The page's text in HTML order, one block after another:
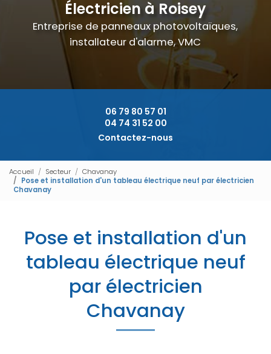
Électricien à Roisey
Entreprise de panneaux photovoltaïques,
installateur d'alarme, VMC
06 79 80 57 01
04 74 31 52 00
Contactez-nous
Accueil Secteur
Chavanay
Pose et installation d'un tableau électrique neuf par électricien
Chavanay
Pose et installation d'un
tableau électrique neuf
par électricien
Chavanay